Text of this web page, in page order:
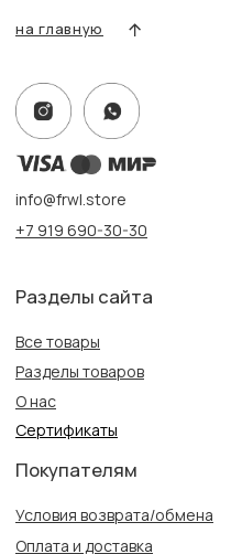
Информация
Политика конфиденциальности
Создание сайта
Адрес:
г. Казань, ул. Проспект Победы, 141 ТЦ МЕГА
ПН-ВС с 10:00 до 22:00